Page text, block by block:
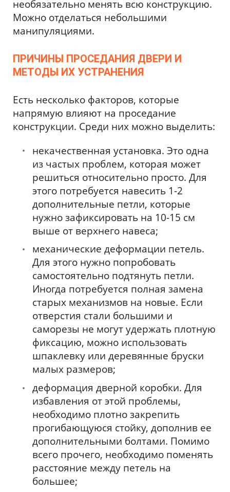
необязательно менять всю конструкцию.
Можно отделаться небольшими
манипуляциями.
ПРИЧИНЫ ПРОСЕДАНИЯ ДВЕРИ И
МЕТОДЫ ИХ УСТРАНЕНИЯ
Есть несколько факторов, которые
напрямую влияют на проседание
конструкции. Среди них можно выделить:
некачественная установка. Это одна
из частых проблем, которая может
решиться относительно просто. Для
этого потребуется навесить 1-2
дополнительные петли, которые
нужно зафиксировать на 10-15 см
выше от верхнего навеса;
механические деформации петель.
Для этого нужно попробовать
самостоятельно подтянуть петли.
Иногда потребуется полная замена
старых механизмов на новые. Если
отверстия стали большими и
саморезы не могут удержать плотную
фиксацию, можно использовать
шпаклевку или деревянные бруски
малых размеров;
деформация дверной коробки. Для
избавления от этой проблемы,
необходимо плотно закрепить
прогибающуюся стойку, дополнив ее
дополнительными болтами. Помимо
всего прочего, необходимо поменять
расстояние между петель на
большее;